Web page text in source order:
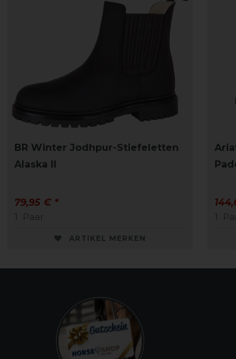
BR Winter Jodhpur-Stiefeletten
Alaska II
79,95 € *
1
Paar
ARTIKEL MERKEN
1